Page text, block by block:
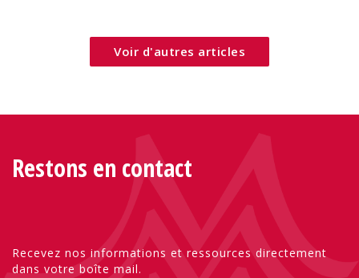
particulier sur les femmes, les mères se
Voir d'autres articles
Restons en contact
Recevez nos informations et ressources directement
dans votre boîte mail.